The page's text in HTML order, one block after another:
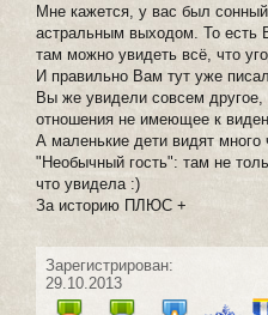
Мне кажется, у вас был
астральным выходом. То есть
там можно увидеть всё, что
И правильно Вам тут уже
Вы же увидели совсем другое,
отношения не имеющее к
А маленькие дети видят много
"Необычный гость": там не
что увидела :)
За историю ПЛЮС +
Зарегистрирован:
29.10.2013